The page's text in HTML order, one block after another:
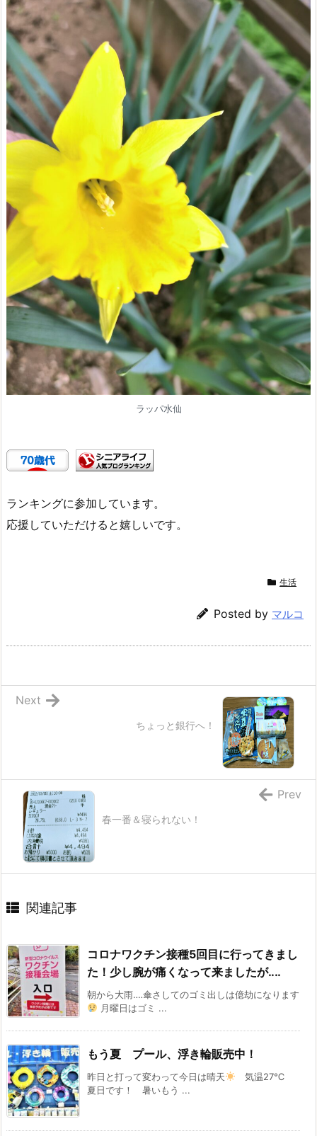
ラッパ水仙
ランキングに参加しています。
応援していただけると嬉しいです。
生活
Posted by マルコ
ちょっと銀行へ！
Next
春一番＆寝られない！
Prev
関連記事
コロナワクチン接種5回目に行ってきまし
た！少し腕が痛くなって来ましたが‥‥
朝から大雨‥‥傘さしてのゴミ出しは億劫になります
月曜日はゴミ ...
もう夏 プール、浮き輪販売中！
昨日と打って変わって今日は晴天
気温27℃
夏日です！ 暑いもう ...